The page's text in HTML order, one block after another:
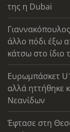
της η Dubai
άλλο πόδι έξω
κάτσω στο ίδιο
Ευρωμπάσκετ
αλλά ηττήθηκε
Νεανίδων
Έφτασε στη